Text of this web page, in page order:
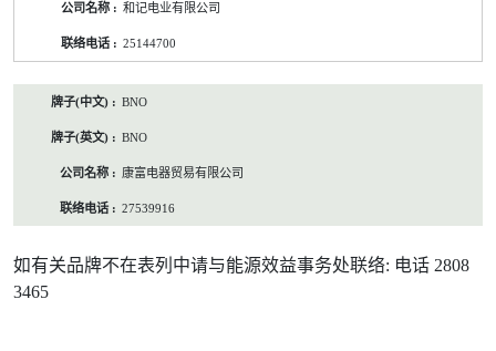
和记电业有限公司
25144700
BNO
BNO
康富电器贸易有限公司
27539916
如有关品牌不在表列中请与能源效益事务处联络: 电话 2808
3465